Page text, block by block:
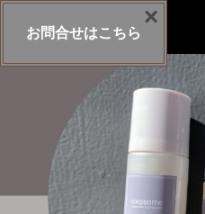
exosome-cosme
お問合せはこちら
×